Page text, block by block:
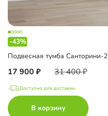
-43%
Подвесная тумба Санторини-2
17 900 31 400
Доступно для доставки
В корзину